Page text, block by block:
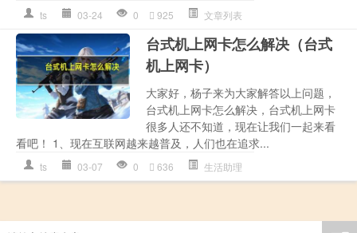
ts 03-24 0 925 文章列表
台式机上网卡怎么解决（台式
机上网卡）
大家好，杨子来为大家解答以上问题，
台式机上网卡怎么解决，台式机上网卡
很多人还不知道，现在让我们一起来看
看吧！ 1、现在互联网越来越普及，人们也在追求...
ts 03-07 0 636 生活助理